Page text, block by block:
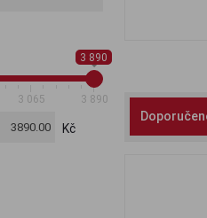
3 890
3 065 3 890
Kč